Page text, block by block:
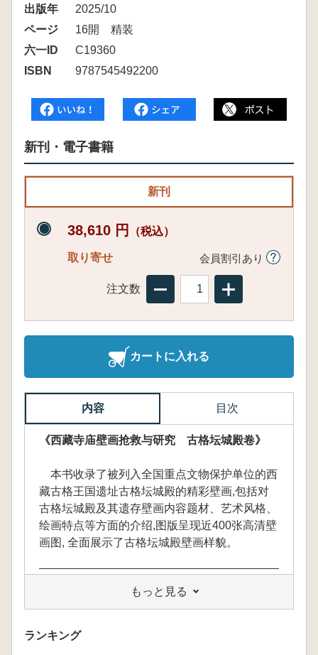
出版年
2025/10
ページ
16開 精装
六一ID
C19360
ISBN
9787545492200
新刊・電子書籍
新刊
38,610 円 （税込）
取り寄せ 会員割引あり
注文数
カートに入れる
内容 目次
《西藏寺庙壁画抢救与研究 古格坛城殿卷》
本书收录了被列入全国重点文物保护单位的西
藏古格王国遗址古格坛城殿的精彩壁画,包括对
古格坛城殿及其遗存壁画内容题材、艺术风格、
绘画特点等方面的介绍,图版呈现近400张高清壁
画图, 全面展示了古格坛城殿壁画样貌。
本書は、全国重点文物保護単位に指定されて
いる西蔵古格王国遺址・古格壇城殿に残る優れ
た壁画を精選して収録したものです。古格壇城
もっと見る
ランキング